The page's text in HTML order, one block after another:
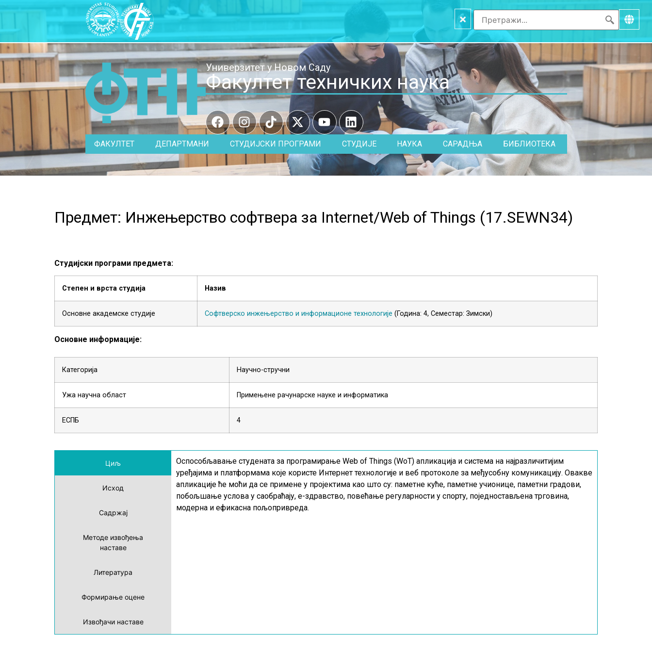
×
Универзитет у Новом Саду
Факултет техничких наука
ФАКУЛТЕТ ДЕПАРТМАНИ СТУДИЈСКИ ПРОГРАМИ СТУДИЈЕ НАУКА САРАДЊА БИБЛИОТЕКА
Предмет: Инжењерство софтвера за Internet/Web of Things (17.SEWN34)
Студијски програми предмета:
Степен и врста студија Назив
Основне академске студије Софтверско инжењерство и информационе технологије (Година: 4, Семестар: Зимски)
Основне информације:
Категорија Научно-стручни
Ужа научна област Примењене рачунарске науке и информатика
ЕСПБ 4
Циљ
Исход
Садржај
Методе извођења
наставе
Литература
Формирање оцене
Извођачи наставе
Оспособљавање студената за програмирање Web of Things (WoT) апликација и система на најразличитијим
уређајима и платформама које користе Интернет технологије и веб протоколе за међусобну комуникацију. Овакве
апликације ће моћи да се примене у пројектима као што су: паметне куће, паметне учионице, паметни градови,
побољшање услова у саобраћају, е-здравство, повећање регуларности у спорту, поједностављена трговина,
модерна и ефикасна пољопривреда.